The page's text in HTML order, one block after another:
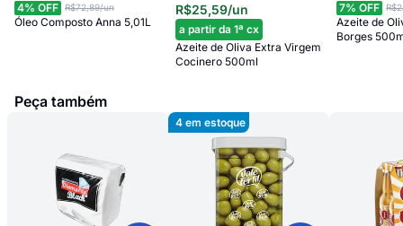
4% OFF R$72,89/un
Óleo Composto Anna 5,01L
R$25,59/un
a partir da 1ª cx
Azeite de Oliva Extra Virgem
Cocinero 500ml
7% OFF
Azeite de
Borges
Peça também
4 em estoque